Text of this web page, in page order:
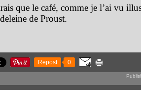
que le café, comme je l’ai vu
de Proust.
Repost 0